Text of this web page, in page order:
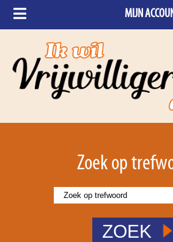
MIJN
Zoek op
ZOEK